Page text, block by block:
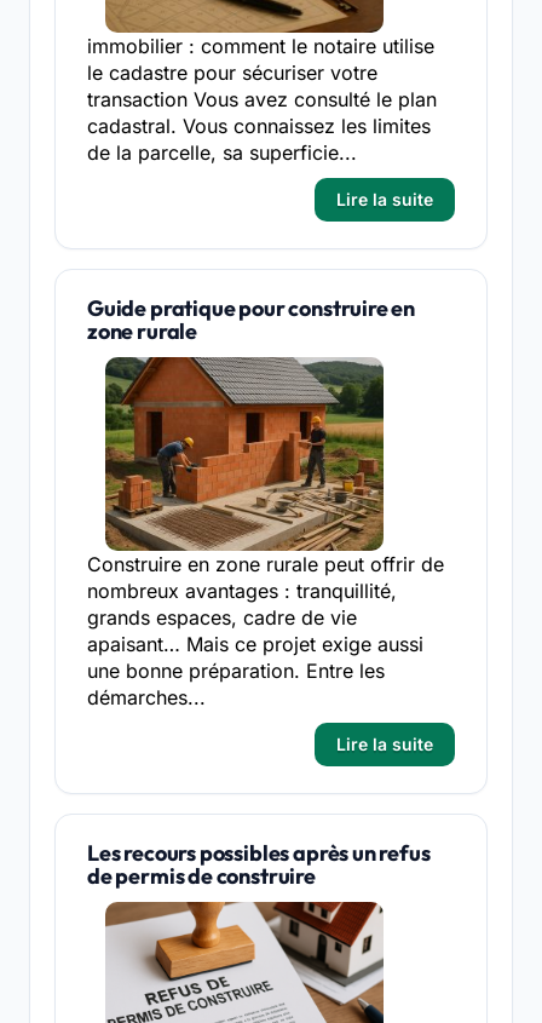
immobilier : comment le notaire utilise
le cadastre pour sécuriser votre
transaction Vous avez consulté le plan
cadastral. Vous connaissez les limites
de la parcelle, sa superficie...
Lire la suite
Guide pratique pour construire en
zone rurale
Construire en zone rurale peut offrir de
nombreux avantages : tranquillité,
grands espaces, cadre de vie
apaisant… Mais ce projet exige aussi
une bonne préparation. Entre les
démarches...
Lire la suite
Les recours possibles après un refus
de permis de construire